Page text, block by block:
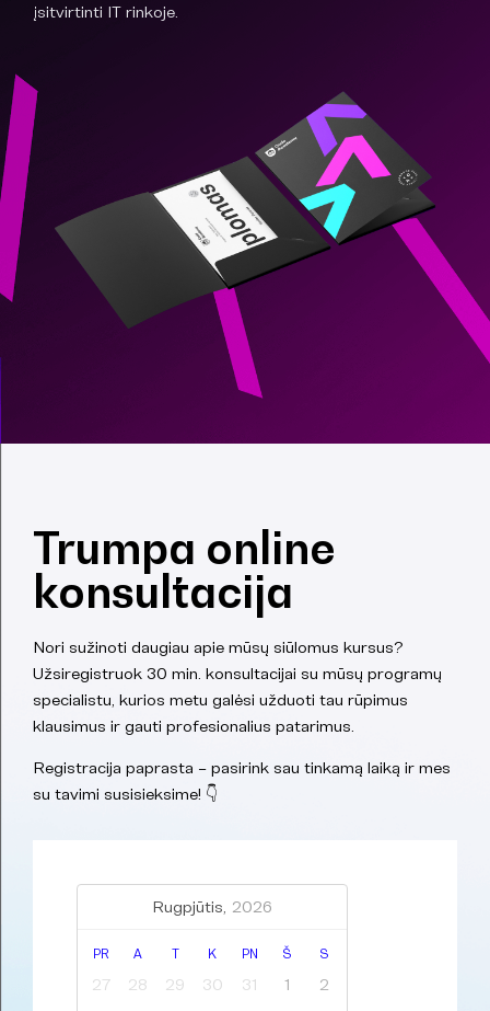
įsitvirtinti IT rinkoje.
Trumpa online
konsultacija
Nori sužinoti daugiau apie mūsų siūlomus kursus?
Užsiregistruok 30 min. konsultacijai su mūsų programų
specialistu, kurios metu galėsi užduoti tau rūpimus
klausimus ir gauti profesionalius patarimus.
Registracija paprasta – pasirink sau tinkamą laiką ir mes
su tavimi susisieksime! 👇
Rugpjūtis, 2026
PR A T K PN Š S
27 28 29 30 31 1
2